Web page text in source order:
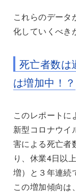
これらのデータ
化していくべき
死亡者数は
は増加中！？
このレポート
新型コロナウイ
害による死亡者
り、休業4日以
増）と３年連続
この増加傾向は